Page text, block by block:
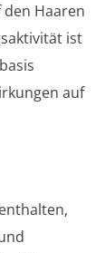
Haaren
ist
auf